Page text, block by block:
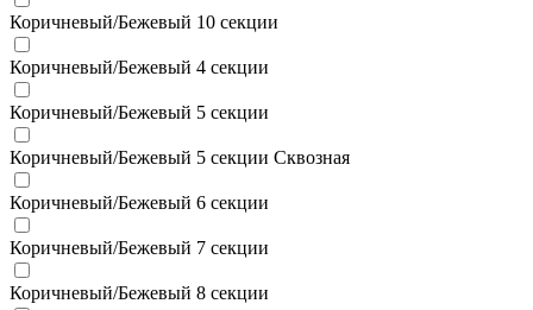
Коричневый/Бежевый 10 секции
Коричневый/Бежевый 4 секции
Коричневый/Бежевый 5 секции
Коричневый/Бежевый 5 секции Сквозная
Коричневый/Бежевый 6 секции
Коричневый/Бежевый 7 секции
Коричневый/Бежевый 8 секции